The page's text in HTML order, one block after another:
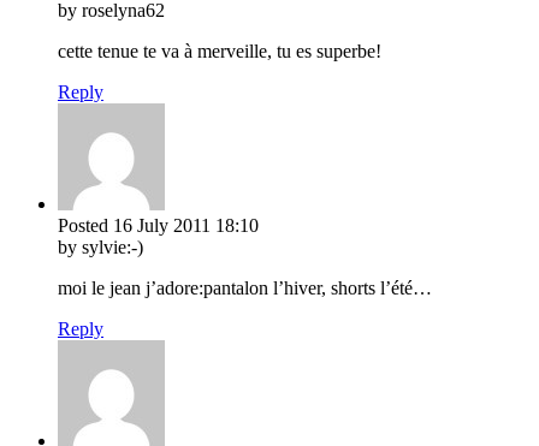
by roselyna62
cette tenue te va à merveille, tu es superbe!
Reply
Posted 16 July 2011 18:10
by sylvie:-)
moi le jean j’adore:pantalon l’hiver, shorts l’été…
Reply